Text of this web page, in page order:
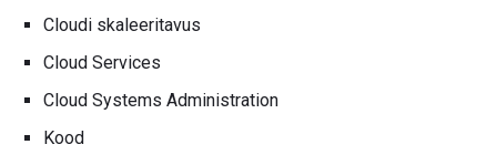
Cloudi skaleeritavus
Cloud Services
Cloud Systems Administration
Kood